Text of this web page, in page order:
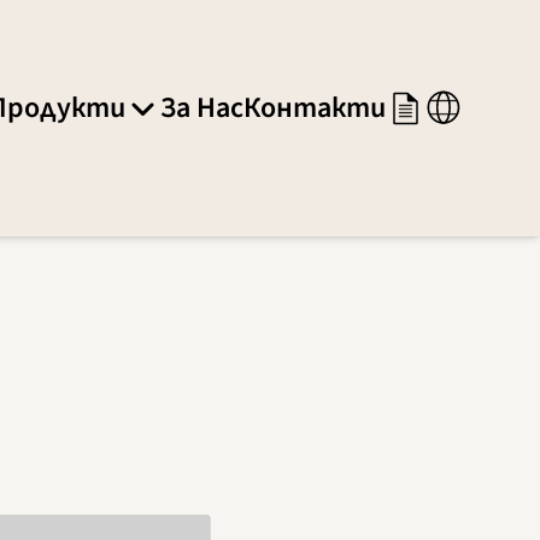
За НасКонтакти